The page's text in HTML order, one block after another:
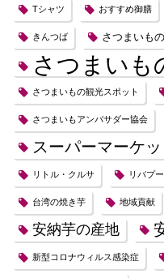
Tシャツ おすすめ御膳
きんつば さつまいも
さつまいも
さつまいもの観光スポット
さつまいもアンバサダー協会
スーパーマーケッ
リトル・クルサ リバプ
台湾の焼き芋 地域貢献
安納芋の産地
新型コロナウィルス感染症